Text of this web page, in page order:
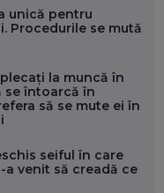
VREI SUCCES ONLINE?
DE LA CLUJ PENTRU
ȘI FERME
unică pentru
Procedurile se mută
la muncă în
se întoarcă în
să se mute ei în
seiful în care
a venit să creadă ce